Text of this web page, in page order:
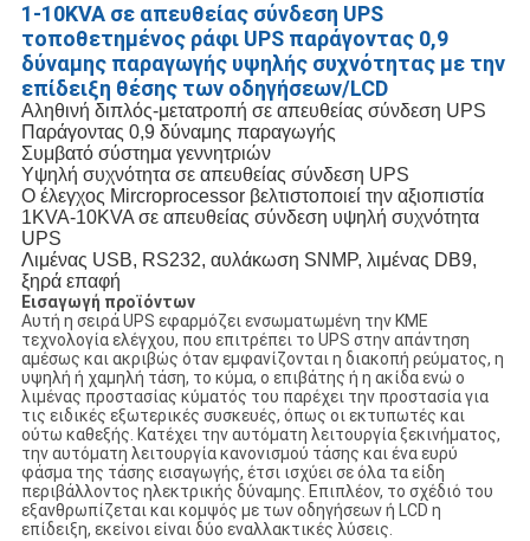
1-10KVA σε απευθείας σύνδεση UPS
τοποθετημένος ράφι UPS παράγοντας 0,9
δύναμης παραγωγής υψηλής συχνότητας με την
επίδειξη θέσης των οδηγήσεων/LCD
Αληθινή διπλός-μετατροπή σε απευθείας σύνδεση UPS
Παράγοντας 0,9 δύναμης παραγωγής
Συμβατό σύστημα γεννητριών
Υψηλή συχνότητα σε απευθείας σύνδεση UPS
Ο έλεγχος Mircroprocessor βελτιστοποιεί την αξιοπιστία
1KVA-10KVA σε απευθείας σύνδεση υψηλή συχνότητα
UPS
Λιμένας USB, RS232, αυλάκωση SNMP, λιμένας DB9,
ξηρά επαφή
Εισαγωγή προϊόντων
Αυτή η σειρά UPS εφαρμόζει ενσωματωμένη την ΚΜΕ
τεχνολογία ελέγχου, που επιτρέπει το UPS στην απάντηση
αμέσως και ακριβώς όταν εμφανίζονται η διακοπή ρεύματος, η
υψηλή ή χαμηλή τάση, το κύμα, ο επιβάτης ή η ακίδα ενώ ο
λιμένας προστασίας κύματός του παρέχει την προστασία για
τις ειδικές εξωτερικές συσκευές, όπως οι εκτυπωτές και
ούτω καθεξής. Κατέχει την αυτόματη λειτουργία ξεκινήματος,
την αυτόματη λειτουργία κανονισμού τάσης και ένα ευρύ
φάσμα της τάσης εισαγωγής, έτσι ισχύει σε όλα τα είδη
περιβάλλοντος ηλεκτρικής δύναμης. Επιπλέον, το σχέδιό του
εξανθρωπίζεται και κομψός με των οδηγήσεων ή LCD η
επίδειξη, εκείνοι είναι δύο εναλλακτικές λύσεις.